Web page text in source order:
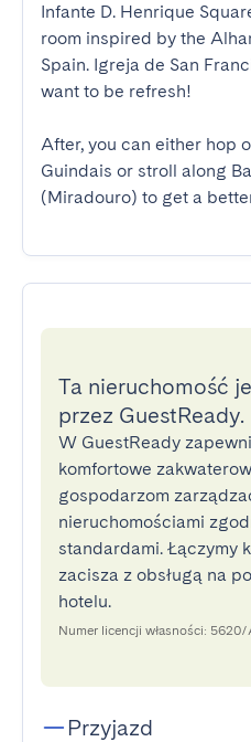
Infante D. Henrique
room inspired by the
Spain. Igreja de San
want to be refresh!
After, you can either hop
Guindais or stroll along
(Miradouro) to get a
Ta nieruchomość
przez GuestReady.
W GuestReady
komfortowe
gospodarzom
nieruchomościami
standardami. Łączymy
zacisza z obsługą na
hotelu.
Numer licencji własności: 5620/
Przyjazd